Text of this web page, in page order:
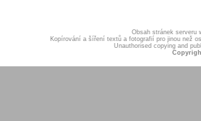
Obsah stránek serveru
Kopírování a šíření textů a fotografií pro jinou než
Unauthorised copying and